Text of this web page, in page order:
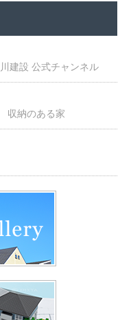
建設 公式チャンネル
収納のある家